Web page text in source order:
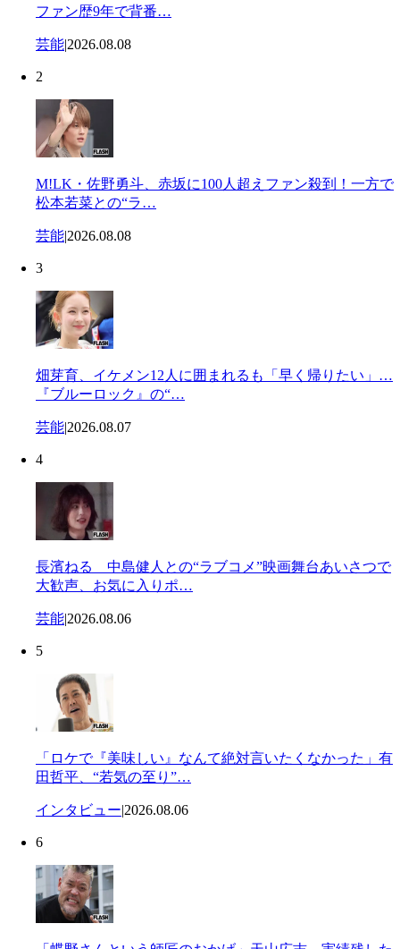
ファン歴9年で背番…
芸能|2026.08.08
2
M!LK・佐野勇斗、赤坂に100人超えファン殺到！一方で
松本若菜との“ラ…
芸能|2026.08.08
3
畑芽育、イケメン12人に囲まれるも「早く帰りたい」…
『ブルーロック』の“…
芸能|2026.08.07
4
長濱ねる 中島健人との“ラブコメ”映画舞台あいさつで
大歓声、お気に入りポ…
芸能|2026.08.06
5
「ロケで『美味しい』なんて絶対言いたくなかった」有
田哲平、“若気の至り”…
インタビュー|2026.08.06
6